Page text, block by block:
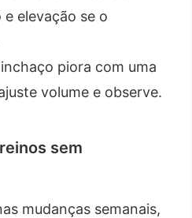
elevação se o
piora com uma
volume e observe.
sem
mudanças semanais,